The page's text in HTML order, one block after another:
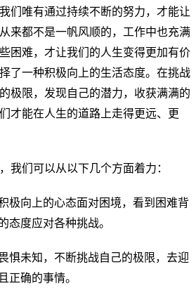
们唯有通过持续不断的努力，才能让
来都不是一帆风顺的，工作中也充满
困难，才让我们的人生变得更加有价
了一种积极向上的生活态度。在挑战
极限，发现自己的潜力，收获满满的
才能在人生的道路上走得更远、更
我们可以从以下几个方面着力：
极向上的心态面对困境，看到困难背
态度应对各种挑战。
惧未知，不断挑战自己的极限，去迎
正确的事情。